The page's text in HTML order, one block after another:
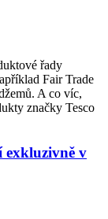
řady
Fair Trade
A co víc,
značky Tesco
exkluzivně v